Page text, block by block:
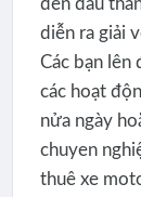
đến đầu
diễn ra giải
Các bạn
các hoạt
nửa ngày
chuyen
thuê xe